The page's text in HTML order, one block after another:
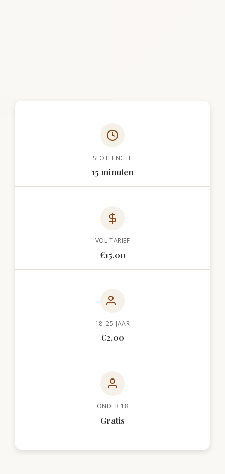
SLOTLENGTE
15 minuten
VOL TARIEF
€15,00
18–25 JAAR
€2,00
ONDER 18
Gratis